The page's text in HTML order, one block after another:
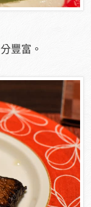
豐富。